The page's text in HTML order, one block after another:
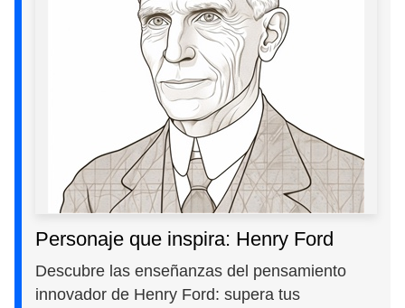
Personaje que inspira: Henry Ford
Descubre las enseñanzas del pensamiento
innovador de Henry Ford: supera tus